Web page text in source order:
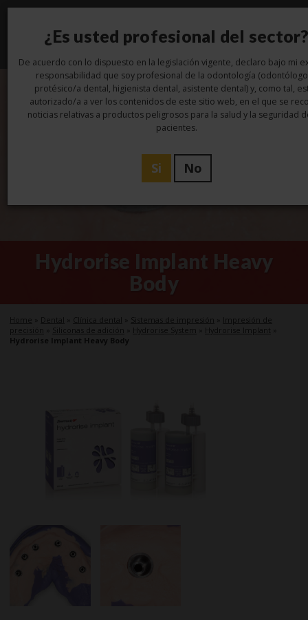
Hydrorise Implant Heavy
Body
Home Dental Clínica dental Sistemas de impresión
Impresión de
precisión
Siliconas de adición Hydrorise System Hydrorise Implant
Hydrorise Implant Heavy Body
¿Es usted profesional del
De acuerdo con lo dispuesto en la legislación vigente, declaro bajo mi
responsabilidad que soy profesional de la odontología
protésico/a dental, higienista dental, asistente dental) y, como tal,
autorizado/a a ver los contenidos de este sitio web, en el que se
noticias relativas a productos peligrosos para la salud y la seguridad
pacientes.
Si No